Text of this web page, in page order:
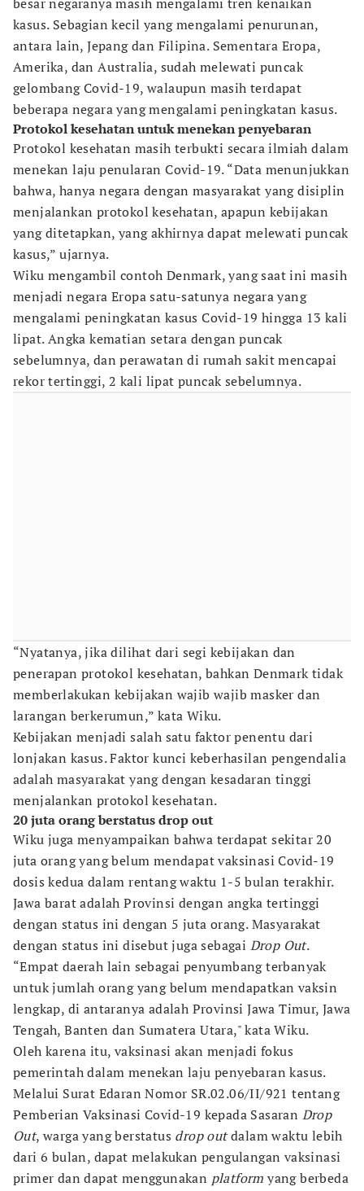
kasus. Sebagian kecil yang mengalami penurunan,
antara lain, Jepang dan Filipina. Sementara Eropa,
Amerika, dan Australia, sudah melewati puncak
gelombang Covid-19, walaupun masih terdapat
beberapa negara yang mengalami peningkatan kasus.
Protokol kesehatan untuk menekan penyebaran
Protokol kesehatan masih terbukti secara ilmiah dalam
menekan laju penularan Covid-19. “Data menunjukkan
bahwa, hanya negara dengan masyarakat yang disiplin
menjalankan protokol kesehatan, apapun kebijakan
yang ditetapkan, yang akhirnya dapat melewati puncak
kasus,” ujarnya.
Wiku mengambil contoh Denmark, yang saat ini masih
menjadi negara Eropa satu-satunya negara yang
mengalami peningkatan kasus Covid-19 hingga 13 kali
lipat. Angka kematian setara dengan puncak
sebelumnya, dan perawatan di rumah sakit mencapai
rekor tertinggi, 2 kali lipat puncak sebelumnya.
“Nyatanya, jika dilihat dari segi kebijakan dan
penerapan protokol kesehatan, bahkan Denmark tidak
memberlakukan kebijakan wajib wajib masker dan
larangan berkerumun,” kata Wiku.
Kebijakan menjadi salah satu faktor penentu dari
lonjakan kasus. Faktor kunci keberhasilan pengendalia
adalah masyarakat yang dengan kesadaran tinggi
menjalankan protokol kesehatan.
20 juta orang berstatus drop out
Wiku juga menyampaikan bahwa terdapat sekitar 20
juta orang yang belum mendapat vaksinasi Covid-19
dosis kedua dalam rentang waktu 1-5 bulan terakhir.
Jawa barat adalah Provinsi dengan angka tertinggi
dengan status ini dengan 5 juta orang. Masyarakat
dengan status ini disebut juga sebagai Drop Out.
“Empat daerah lain sebagai penyumbang terbanyak
untuk jumlah orang yang belum mendapatkan vaksin
lengkap, di antaranya adalah Provinsi Jawa Timur, Jawa
Tengah, Banten dan Sumatera Utara," kata Wiku.
Oleh karena itu, vaksinasi akan menjadi fokus
pemerintah dalam menekan laju penyebaran kasus.
Melalui Surat Edaran Nomor SR.02.06/II/921 tentang
Pemberian Vaksinasi Covid-19 kepada Sasaran Drop
Out, warga yang berstatus drop outdalam waktu lebih
dari 6 bulan, dapat melakukan pengulangan vaksinasi
primer dan dapat menggunakan platformyang berbeda